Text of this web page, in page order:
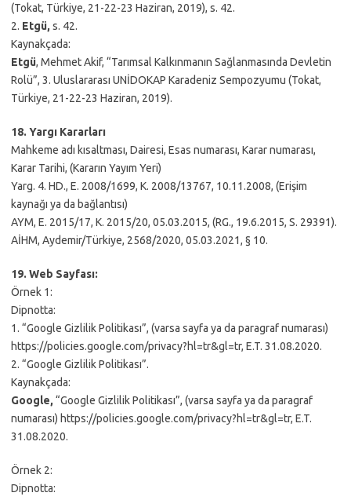
(Tokat, Türkiye, 21-22-23 Haziran, 2019), s. 42.
2. Etgü, s. 42.
Kaynakçada:
Etgü, Mehmet Akif, “Tarımsal Kalkınmanın Sağlanmasında Devletin
Rolü”, 3. Uluslararası UNİDOKAP Karadeniz Sempozyumu (Tokat,
Türkiye, 21-22-23 Haziran, 2019).
18. Yargı Kararları
Mahkeme adı kısaltması, Dairesi, Esas numarası, Karar numarası,
Karar Tarihi, (Kararın Yayım Yeri)
Yarg. 4. HD., E. 2008/1699, K. 2008/13767, 10.11.2008, (Erişim
kaynağı ya da bağlantısı)
AYM, E. 2015/17, K. 2015/20, 05.03.2015, (RG., 19.6.2015, S. 29391).
AİHM, Aydemir/Türkiye, 2568/2020, 05.03.2021, § 10.
19. Web Sayfası:
Örnek 1:
Dipnotta:
1. “Google Gizlilik Politikası”, (varsa sayfa ya da paragraf numarası)
https://policies.google.com/privacy?hl=tr&gl=tr, E.T. 31.08.2020.
2. “Google Gizlilik Politikası”.
Kaynakçada:
Google, “Google Gizlilik Politikası”, (varsa sayfa ya da paragraf
numarası) https://policies.google.com/privacy?hl=tr&gl=tr, E.T.
31.08.2020.
Örnek 2:
Dipnotta: